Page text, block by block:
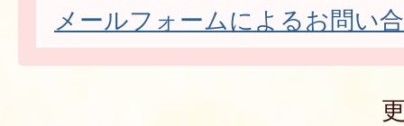
メールフォームによるお問い